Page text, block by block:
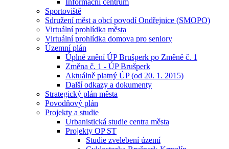
Informační centrum
Sportoviště
Sdružení měst a obcí povodí Ondřejnice (SMOPO)
Virtuální prohlídka města
Virtuální prohlídka domova pro seniory
Územní plán
Úplné znění ÚP Brušperk po Změně č. 1
Změna č. 1 - ÚP Brušperk
Aktuálně platný ÚP (od 20. 1. 2015)
Další odkazy a dokumenty
Strategický plán města
Povodňový plán
Projekty a studie
Urbanistická studie centra města
Projekty OP ST
Studie zvelebení území